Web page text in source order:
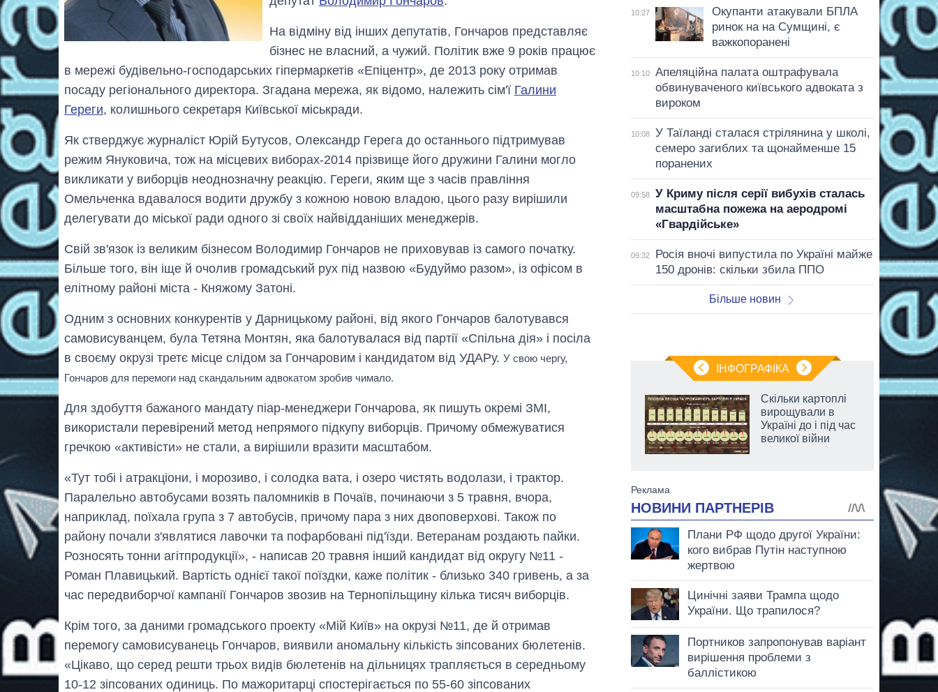
На відміну від інших депутатів, Гончаров представляє
бізнес не власний, а чужий. Політик вже 9 років працює
в мережі будівельно-господарських гіпермаркетів «Епіцентр», де 2013 року отримав
посаду регіонального директора. Згадана мережа, як відомо, належить сім'ї Галини
Гереги, колишнього секретаря Київської міськради.
Як стверджує журналіст Юрій Бутусов, Олександр Герега до останнього підтримував
режим Януковича, тож на місцевих виборах-2014 прізвище його дружини Галини могло
викликати у виборців неоднозначну реакцію. Гереги, яким ще з часів правління
Омельченка вдавалося водити дружбу з кожною новою владою, цього разу вирішили
делегувати до міської ради одного зі своїх найвідданіших менеджерів.
Свій зв'язок із великим бізнесом Володимир Гончаров не приховував із самого початку.
Більше того, він іще й очолив громадський рух під назвою «Будуймо разом», із офісом в
елітному районі міста - Княжому Затоні.
Одним з основних конкурентів у Дарницькому районі, від якого Гончаров балотувався
самовисуванцем, була Тетяна Монтян, яка балотувалася від партії «Спільна дія» і посіла
в своєму окрузі третє місце слідом за Гончаровим і кандидатом від УДАРу. У свою чергу,
Гончаров для перемоги над скандальним адвокатом зробив чимало.
Для здобуття бажаного мандату піар-менеджери Гончарова, як пишуть окремі ЗМІ,
використали перевірений метод непрямого підкупу виборців. Причому обмежуватися
гречкою «активісти» не стали, а вирішили вразити масштабом.
«Тут тобі і атракціони, і морозиво, і солодка вата, і озеро чистять водолази, і трактор.
Паралельно автобусами возять паломників в Почаїв, починаючи з 5 травня, вчора,
наприклад, поїхала група з 7 автобусів, причому пара з них двоповерхові. Також по
району почали з'являтися лавочки та пофарбовані під'їзди. Ветеранам роздають пайки.
Розносять тонни агітпродукції», - написав 20 травня інший кандидат від округу №11 -
Роман Плавицький. Вартість однієї такої поїздки, каже політик - близько 340 гривень, а за
час передвиборчої кампанії Гончаров звозив на Тернопільщину кілька тисяч виборців.
Крім того, за даними громадського проекту «Мій Київ» на окрузі №11, де й отримав
перемогу самовисуванець Гончаров, виявили аномальну кількість зіпсованих бюлетенів.
«Цікаво, що серед решти трьох видів бюлетенів на дільницях трапляється в середньому
10-12 зіпсованих одиниць. По мажоритарці спостерігається по 55-60 зіпсованих
10:27
Окупанти атакували БПЛА
ринок на на Сумщині, є
важкопоранені
10:10
Апеляційна палата оштрафувала
обвинуваченого київського адвоката з
вироком
10:08
У Таїланді сталася стрілянина у школі,
семеро загиблих та щонайменше 15
поранених
09:58
У Криму після серії вибухів сталась
масштабна пожежа на аеродромі
«Гвардійське»
09:32
Росія вночі випустила по Україні майже
150 дронів: скільки збила ППО
Більше новин
ІНФОГРАФІКА
змінилася кількість
вступників на
бакалаврат,
Скільки картоплі
вирощували в
Україні до і під час
великої війни